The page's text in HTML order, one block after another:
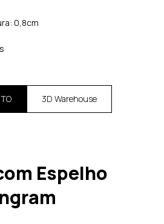
0,8cm
3D Warehouse
Espelho